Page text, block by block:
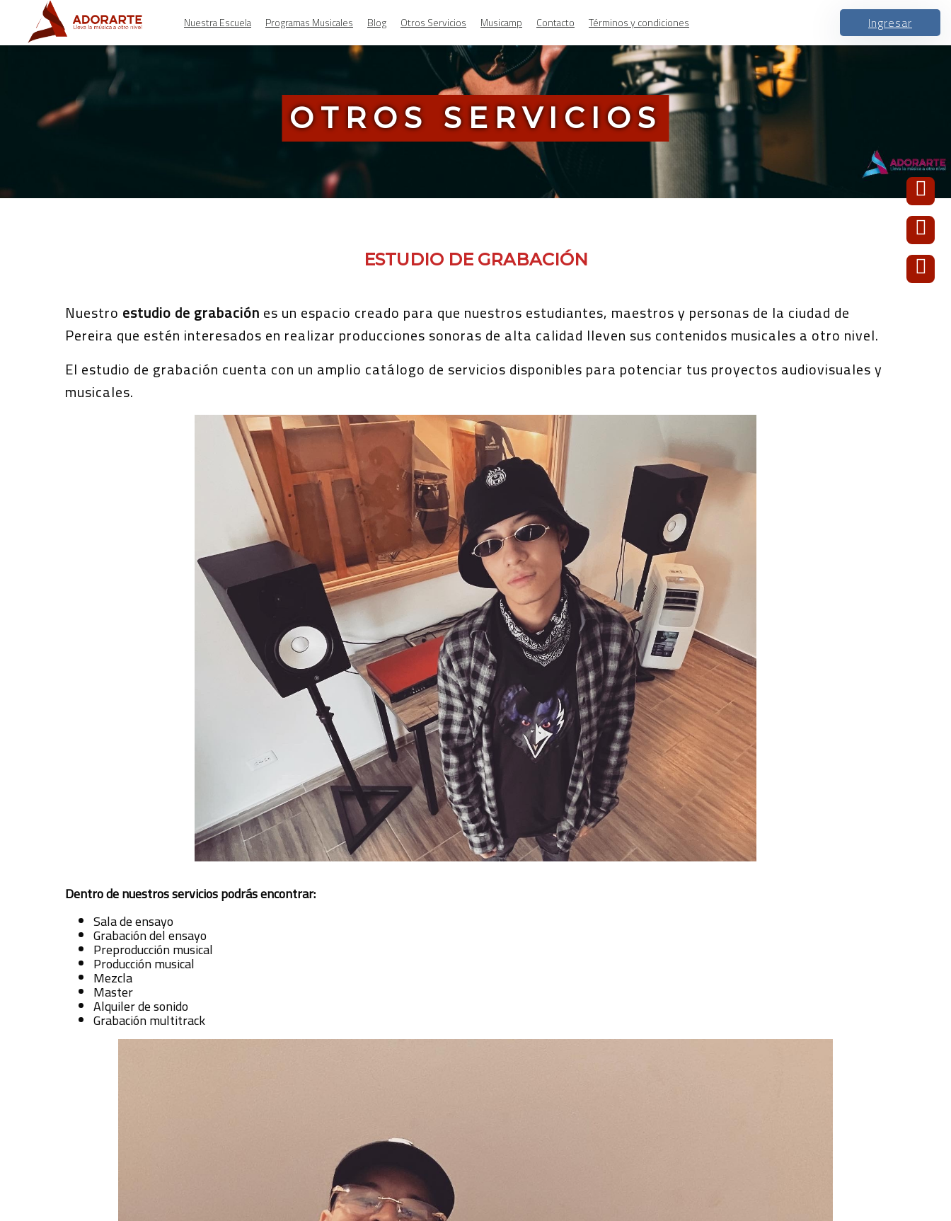
Nuestra Escuela Programas Musicales Blog Otros Servicios Musicamp Contacto Términos y condiciones Ingresar
OTROS SERVICIOS
ESTUDIO DE GRABACIÓN
Nuestro estudio de grabaciónes un espacio creado para que nuestros estudiantes, maestros y personas de la ciudad de
Pereira que estén interesados en realizar producciones sonoras de alta calidad lleven sus contenidos musicales a otro nivel.
El estudio de grabación cuenta con un amplio catálogo de servicios disponibles para potenciar tus proyectos audiovisuales y
musicales.
Dentro de nuestros servicios podrás encontrar:
Sala de ensayo
Grabación del ensayo
Preproducción musical
Producción musical
Mezcla
Master
Alquiler de sonido
Grabación multitrack